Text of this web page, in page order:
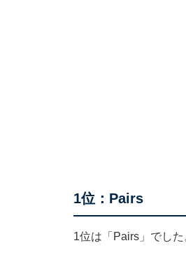
1位：Pairs
1位は「Pairs」でした